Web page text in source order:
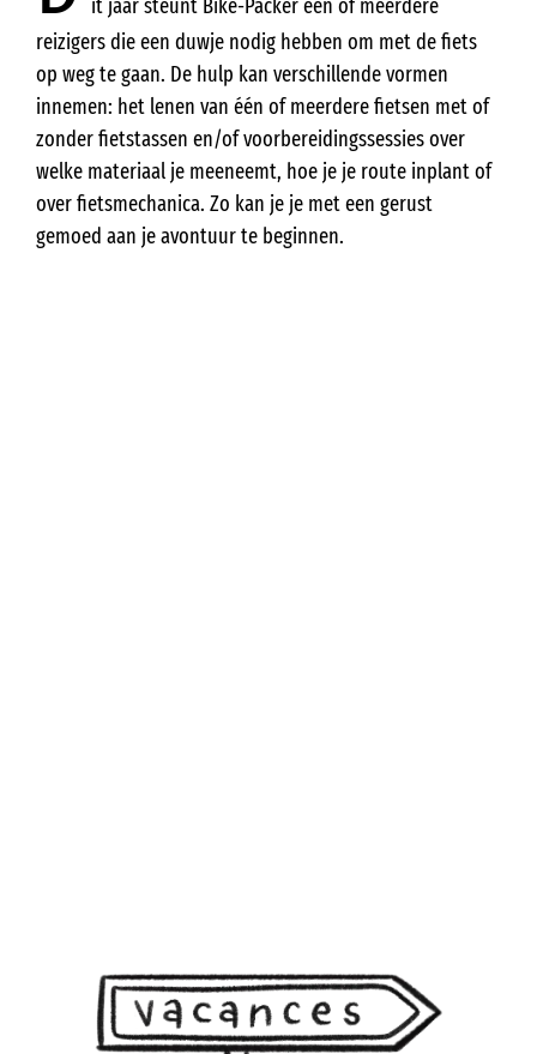
it jaar steunt Bike-Packer één of meerdere
reizigers die een duwje nodig hebben om met de fiets
op weg te gaan. De hulp kan verschillende vormen
innemen: het lenen van één of meerdere fietsen met of
zonder fietstassen en/of voorbereidingssessies over
welke materiaal je meeneemt, hoe je je route inplant of
over fietsmechanica. Zo kan je je met een gerust
gemoed aan je avontuur te beginnen.